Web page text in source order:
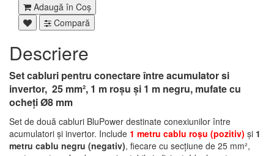
Adaugă în Coş
Compară
Descriere
Set cabluri pentru conectare între acumulator si
invertor, 25 mm², 1 m roșu şi 1 m negru, mufate cu
ocheți Ø8 mm
Set de două cabluri BluPower destinate conexiunilor între
acumulatori și invertor. Include 1 metru cablu roșu (pozitiv) și 1
metru cablu negru (negativ), fiecare cu secțiune de 25 mm²,